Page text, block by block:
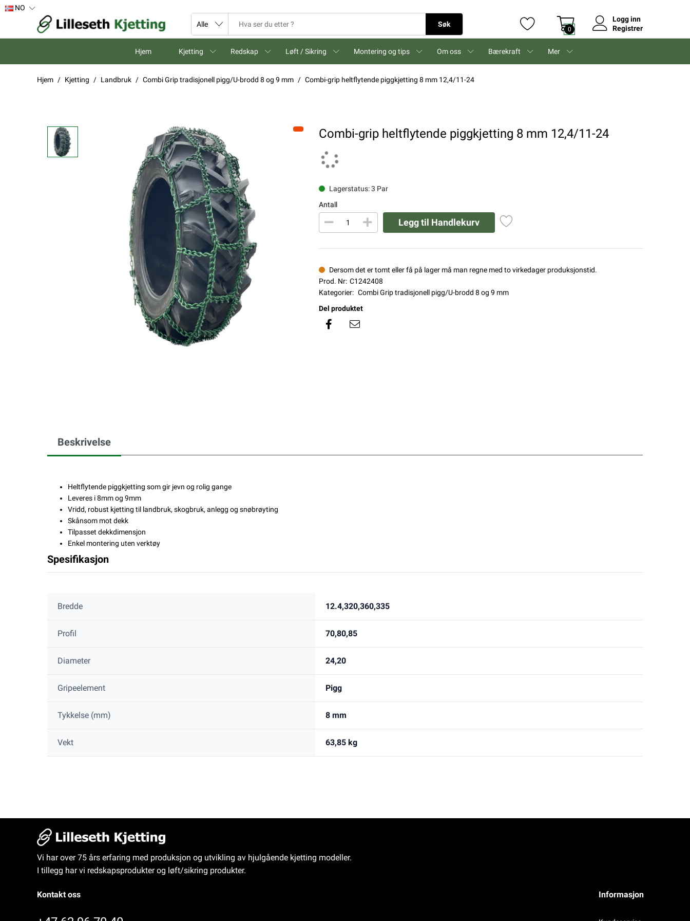
NO
Søk
0
Logg inn
Registrer
Hjem Kjetting Redskap Løft / Sikring Montering og tips Om oss Bærekraft Mer
Hjem Kjetting Landbruk Combi Grip tradisjonell pigg/U-brodd 8 og 9 mm Combi-grip heltflytende piggkjetting 8 mm 12,4/11-24
Combi-grip heltflytende piggkjetting 8 mm 12,4/11-24
Lagerstatus: 3 Par
Antall
Legg til Handlekurv
Dersom det er tomt eller få på lager må man regne med to virkedager produksjonstid.
Prod. Nr: C1242408
Kategorier: Combi Grip tradisjonell pigg/U-brodd 8 og 9 mm
Del produktet
Beskrivelse
Heltflytende piggkjetting som gir jevn og rolig gange
Leveres i 8mm og 9mm
Vridd, robust kjetting til landbruk, skogbruk, anlegg og snøbrøyting
Skånsom mot dekk
Tilpasset dekkdimensjon
Enkel montering uten verktøy
Spesifikasjon
Bredde 12.4,320,360,335
Profil 70,80,85
Diameter 24,20
Gripeelement Pigg
Tykkelse (mm) 8 mm
Vekt 63,85 kg
Vi har over 75 års erfaring med produksjon og utvikling av hjulgående kjetting modeller.
I tillegg har vi redskapsprodukter og løft/sikring produkter.
Kontakt oss Informasjon